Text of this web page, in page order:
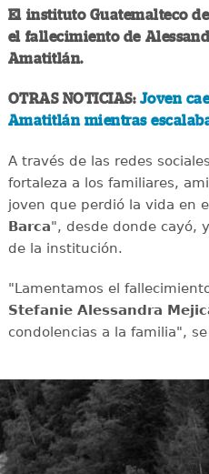
El instituto Guatemalteco
el fallecimiento de
Amatitlán.
OTRAS NOTICIAS: Joven
Amatitlán mientras
A través de las redes
fortaleza a los familiares,
joven que perdió la vida en
Barca", desde donde cayó,
de la institución.
"Lamentamos el
Stefanie Alessandra
condolencias a la familia",